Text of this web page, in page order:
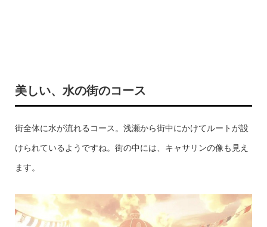
美しい、水の街のコース
街全体に水が流れるコース。浅瀬から街中にかけてルートが設
けられているようですね。街の中には、キャサリンの像も見え
ます。